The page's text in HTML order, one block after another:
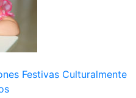
Festivas Culturalmente